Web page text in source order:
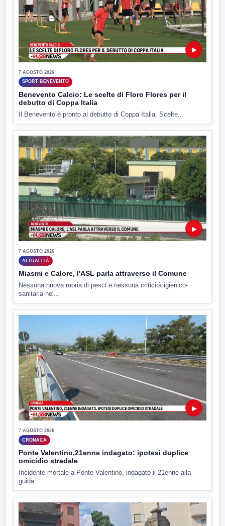
▶
7 AGOSTO 2026
SPORT BENEVENTO
Benevento Calcio: Le scelte di Floro Flores per il
debutto di Coppa Italia
Il Benevento è pronto al debutto di Coppa Italia. Scelte...
▶
7 AGOSTO 2026
ATTUALITÀ
Miasmi e Calore, l'ASL parla attraverso il Comune
Nessuna nuova moria di pesci e nessuna criticità igienico-
sanitaria nel...
▶
7 AGOSTO 2026
CRONACA
Ponte Valentino,21enne indagato: ipotesi duplice
omicidio stradale
Incidente mortale a Ponte Valentino, indagato il 21enne alla
guida...